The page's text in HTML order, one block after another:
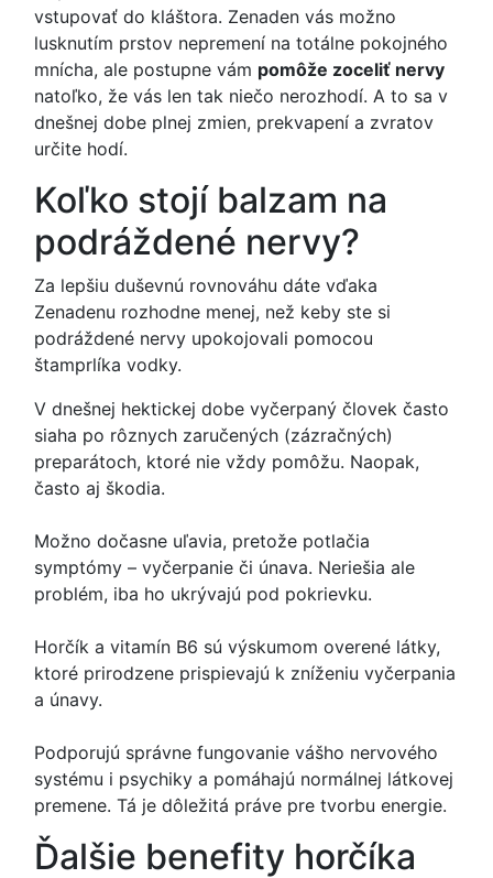
vstupovať do kláštora. Zenaden vás možno
lusknutím prstov nepremení na totálne pokojného
mnícha, ale postupne vám pomôže zoceliť nervy
natoľko, že vás len tak niečo nerozhodí. A to sa v
dnešnej dobe plnej zmien, prekvapení a zvratov
určite hodí.
Koľko stojí balzam na
podráždené nervy?
Za lepšiu duševnú rovnováhu dáte vďaka
Zenadenu rozhodne menej, než keby ste si
podráždené nervy upokojovali pomocou
štamprlíka vodky.
V dnešnej hektickej dobe vyčerpaný človek často
siaha po rôznych zaručených (zázračných)
preparátoch, ktoré nie vždy pomôžu. Naopak,
často aj škodia.
Možno dočasne uľavia, pretože potlačia
symptómy – vyčerpanie či únava. Neriešia ale
problém, iba ho ukrývajú pod pokrievku.
Horčík a vitamín B6 sú výskumom overené látky,
ktoré prirodzene prispievajú k zníženiu vyčerpania
a únavy.
Podporujú správne fungovanie vášho nervového
systému i psychiky a pomáhajú normálnej látkovej
premene. Tá je dôležitá práve pre tvorbu energie.
Ďalšie benefity horčíka